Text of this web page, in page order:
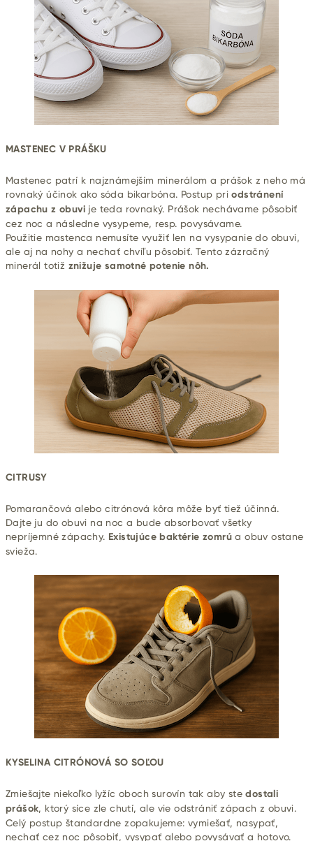
MASTENEC V PRÁŠKU
Mastenec patrí k najznámejším minerálom a prášok z neho má
rovnaký účinok ako sóda bikarbóna. Postup priodstránení
zápachu z obuvi je teda rovnaký. Prášok nechávame pôsobiť
cez noc a následne vysypeme, resp. povysávame.
Použitie mastenca nemusíte využiť len na vysypanie do obuvi,
ale aj na nohy a nechať chvíľu pôsobiť. Tento zázračný
minerál totiž znižuje samotné potenie nôh.
CITRUSY
Pomarančová alebo citrónová kôra môže byť tiež účinná.
Dajte ju do obuvi na noc a bude absorbovať všetky
nepríjemné zápachy. Existujúce baktérie zomrú a obuv ostane
svieža.
KYSELINA CITRÓNOVÁ SO SOĽOU
Zmiešajte niekoľko lyžíc oboch surovín tak aby ste dostali
prášok, ktorý síce zle chutí, ale vie odstrániť zápach z obuvi.
Celý postup štandardne zopakujeme: vymiešať, nasypať,
nechať cez noc pôsobiť, vysypať alebo povysávať a hotovo.